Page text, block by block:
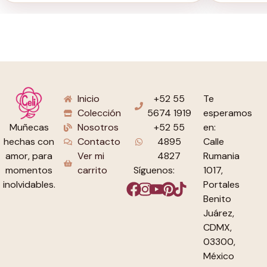
Muñecas
hechas con
amor, para
momentos
inolvidables.
Inicio
Colección
Nosotros
Contacto
Ver mi
carrito
+52 55
5674 1919
+52 55
4895
4827
Síguenos:
Te
esperamos
en:
Calle
Rumania
1017,
Portales
Benito
Juárez,
CDMX,
03300,
México